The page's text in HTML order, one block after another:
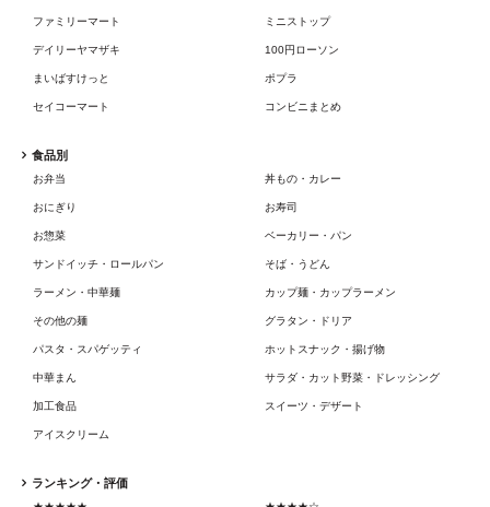
ファミリーマート ミニストップ
デイリーヤマザキ 100円ローソン
まいばすけっと ポプラ
セイコーマート コンビニまとめ
食品別
お弁当 丼もの・カレー
おにぎり お寿司
お惣菜 ベーカリー・パン
サンドイッチ・ロールパン そば・うどん
ラーメン・中華麺 カップ麺・カップラーメン
その他の麺 グラタン・ドリア
パスタ・スパゲッティ ホットスナック・揚げ物
中華まん サラダ・カット野菜・ドレッシング
加工食品 スイーツ・デザート
アイスクリーム
ランキング・評価